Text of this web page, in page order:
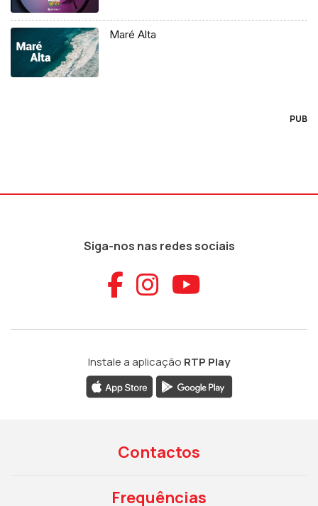
Maré Alta
PUB
Siga-nos nas redes sociais
Aceder ao
Aceder ao
Aceder
Instale a aplicação RTP Play
Contactos
Frequências